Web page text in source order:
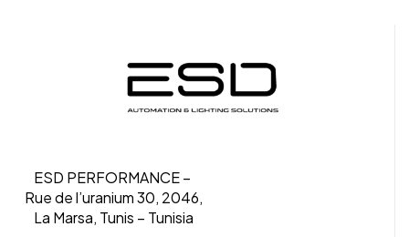
ESD PERFORMANCE –
Rue de l’uranium 30, 2046,
La Marsa, Tunis – Tunisia